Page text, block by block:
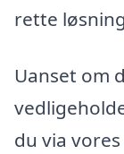
rette
Uanset om
du via